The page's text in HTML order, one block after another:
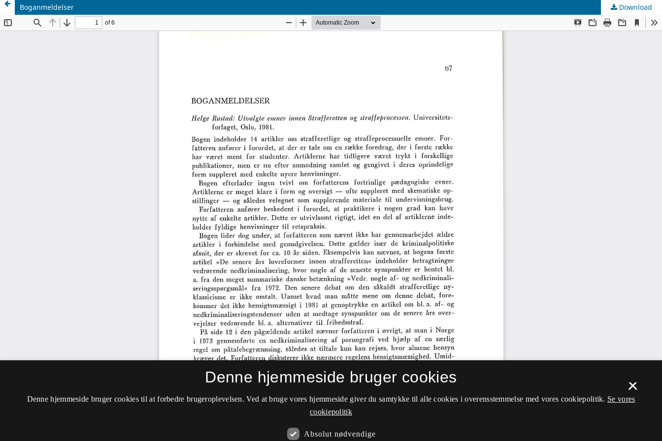
Boganmeldelser Download
×
Denne hjemmeside bruger cookies
Denne hjemmeside bruger cookies til at forbedre brugeroplevelsen. Ved at bruge vores hjemmeside giver du samtykke til alle cookies i overensstemmelse med vores cookiepolitik. Se vores
cookiepolitik
Absolut nødvendige